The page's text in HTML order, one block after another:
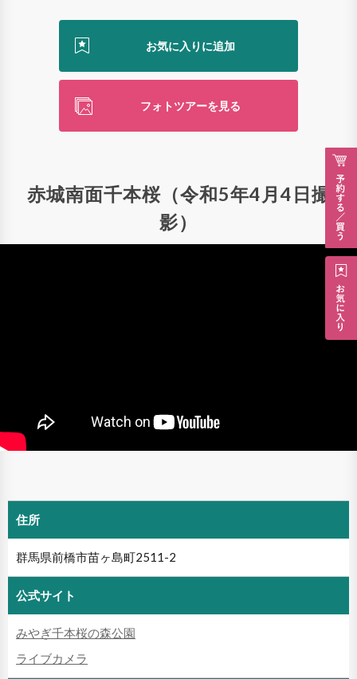
フォトツアーを見る
赤城南面千本桜（令和5年4月4日撮
影）
住所
群馬県前橋市苗ヶ島町2511-2
公式サイト
みやぎ千本桜の森公園
ライブカメラ